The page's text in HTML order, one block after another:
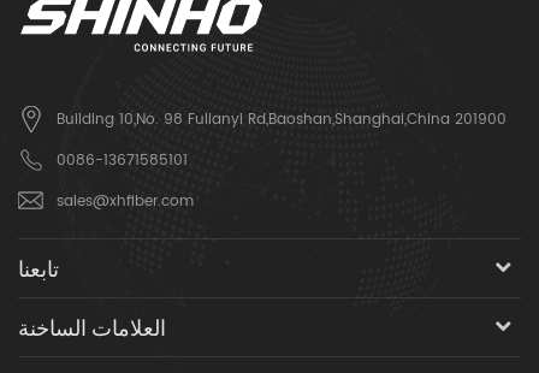
Building 10,No. 98 Fulianyi Rd,Baoshan,Shanghai,China 201900
0086-13671585101
sales@xhfiber.com
تابعنا
العلامات الساخنة